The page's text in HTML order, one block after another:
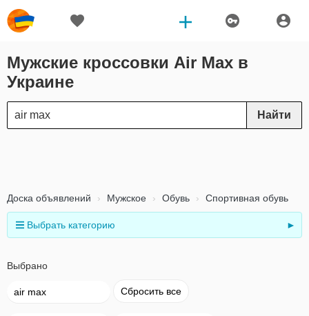
Мужские кроссовки Air Max в
Украине
Найти
Доска объявлений Мужское Обувь Спортивная обувь
Выбрать категорию ►
Выбрано
air max Сбросить все